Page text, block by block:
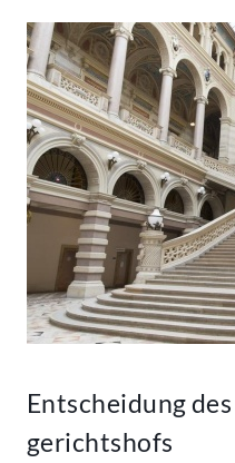
Entscheidung
gerichtshofs